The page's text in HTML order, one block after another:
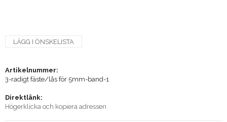
LÄGG I ÖNSKELISTA
Artikelnummer:
3-radigt fäste/lås för 5mm-band-1
Direktlänk:
Högerklicka och kopiera adressen